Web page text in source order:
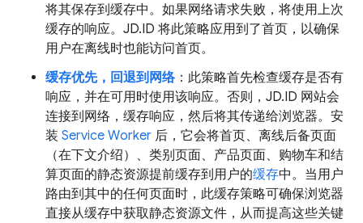
将其保存到缓存中。如果网络请求失败，将使用上次
缓存的响应。JD.ID 将此策略应用到了首页，以确保
用户在离线时也能访问首页。
缓存优先，回退到网络：此策略首先检查缓存是否有
响应，并在可用时使用该响应。否则，JD.ID 网站会
连接到网络，缓存响应，然后将其传递给浏览器。安
装 Service Worker 后，它会将首页、离线后备页面
（在下文介绍）、类别页面、产品页面、购物车和结
算页面的静态资源提前缓存到用户的缓存中。当用户
路由到其中的任何页面时，此缓存策略可确保浏览器
直接从缓存中获取静态资源文件，从而提高这些关键